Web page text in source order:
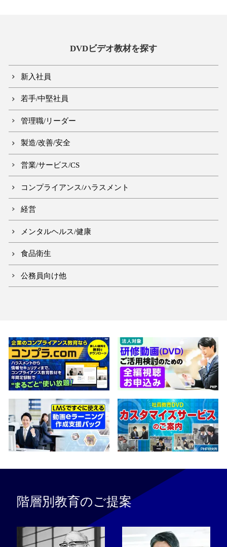
DVDビデオ教材を探す
新入社員
若手/中堅社員
管理職/リーダー
製造/改善/安全
営業/サービス/CS
コンプライアンス/ハラスメント
経営
メンタルヘルス/健康
食品衛生
公務員向け他
階層別教育のご提案